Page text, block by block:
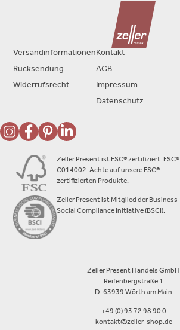
Zeller Present ist FSC® zertifiziert. FSC®
C014002. Achte auf unsere FSC® –
zertifizierten Produkte.
Zeller Present ist Mitglied der Business
Social Compliance Initiative (BSCI).
Zeller Present Handels GmbH
Reifenbergstraße 1
D-63939 Wörth am Main
+49 (0) 93 72 98 90 0
kontakt@zeller-shop.de
Versandinformationen
Rücksendung
Widerrufsrecht
Kontakt
AGB
Impressum
Datenschutz